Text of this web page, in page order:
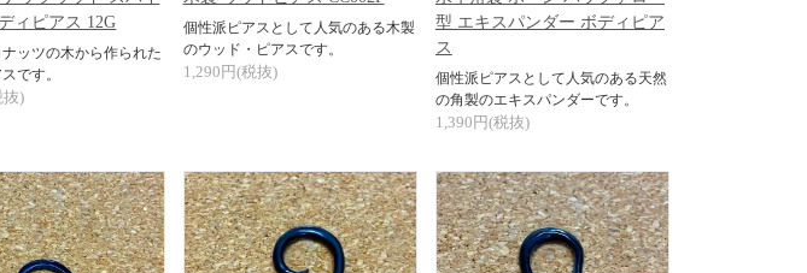
ィピアス 12G
ッツの木から作られた
です。
抜)
個性派ピアスとして人気のある木製
のウッド・ピアスです。
1,290円(税抜)
型 エキスパンダー ボディピア
ス
個性派ピアスとして人気のある天然
の角製のエキスパンダーです。
1,390円(税抜)